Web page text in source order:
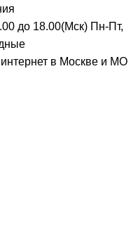
до 18.00(Мск) Пн-Пт,
в Москве и МО